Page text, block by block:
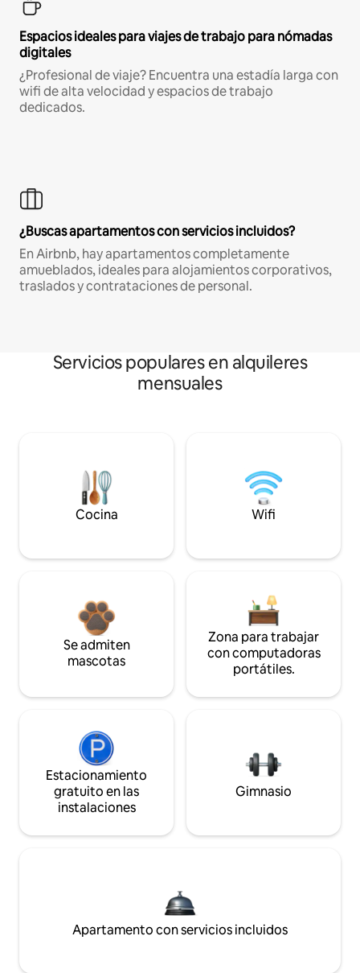
Espacios ideales para viajes de trabajo para nómadas
digitales
¿Profesional de viaje? Encuentra una estadía larga con
wifi de alta velocidad y espacios de trabajo
dedicados.
¿Buscas apartamentos con servicios incluidos?
En Airbnb, hay apartamentos completamente
amueblados, ideales para alojamientos corporativos,
traslados y contrataciones de personal.
Servicios populares en alquileres
mensuales
Cocina Wifi
Se admiten
mascotas
Zona para trabajar
con computadoras
portátiles.
Estacionamiento
gratuito en las
instalaciones
Gimnasio
Apartamento con servicios incluidos